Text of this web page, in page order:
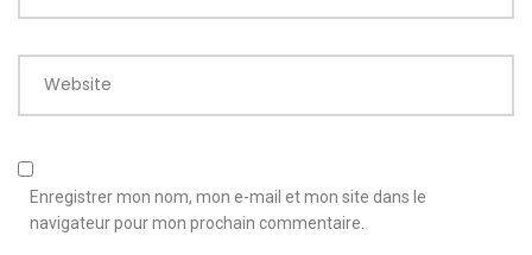
Website
Enregistrer mon nom, mon e-mail et mon site dans le
navigateur pour mon prochain commentaire.